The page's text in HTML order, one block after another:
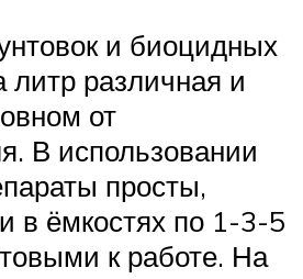
и биоцидных
литр различная и
от
В использовании
просты,
в ёмкостях по 1-3-5
к работе. На